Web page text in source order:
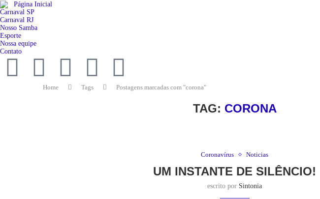
Página Inicial
Carnaval SP
Carnaval RJ
Nosso Samba
Esporte
Nossa equipe
Contato
Home Tags Postagens marcadas com "corona"
TAG: CORONA
Coronavírus Noticias
UM INSTANTE DE SILÊNCIO!
escrito por Sintonia